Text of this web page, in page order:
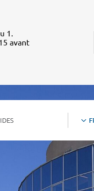
1.
avant